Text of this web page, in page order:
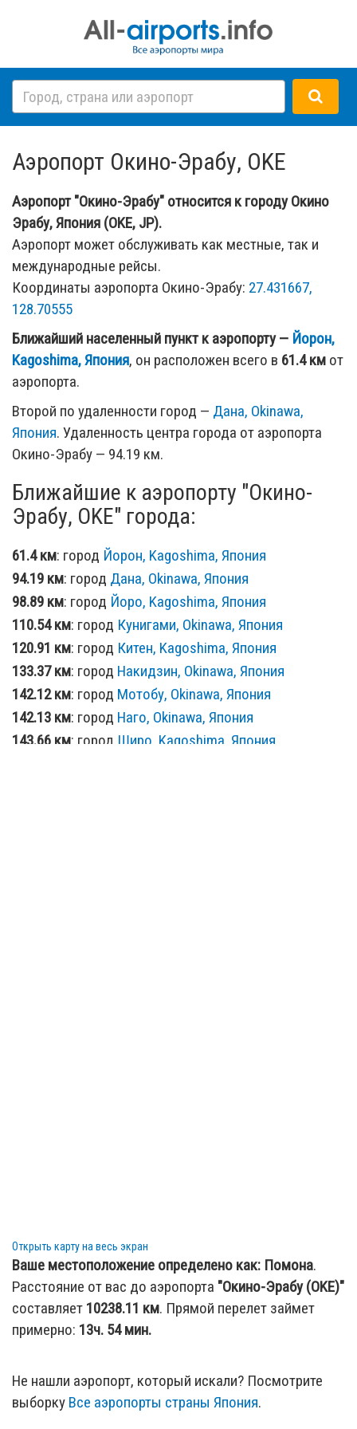
Аэропорт Окино-Эрабу, OKE
Аэропорт "Окино-Эрабу" относится к городу Окино
Эрабу, Япония (OKE, JP).
Аэропорт может обслуживать как местные, так и
международные рейсы.
Координаты аэропорта Окино-Эрабу: 27.431667,
128.70555
Ближайший населенный пункт к аэропорту — Йорон,
Kagoshima, Япония, он расположен всего в 61.4 км от
аэропорта.
Второй по удаленности город — Дана, Okinawa,
Япония. Удаленность центра города от аэропорта
Окино-Эрабу — 94.19 км.
Ближайшие к аэропорту "Окино-
Эрабу, OKE" города:
61.4 км: город Йорон, Kagoshima, Япония
94.19 км: город Дана, Okinawa, Япония
98.89 км: город Йоро, Kagoshima, Япония
110.54 км: город Кунигами, Okinawa, Япония
120.91 км: город Китен, Kagoshima, Япония
133.37 км: город Накидзин, Okinawa, Япония
142.12 км: город Мотобу, Okinawa, Япония
142.13 км: город Наго, Okinawa, Япония
143.66 км: город Широ, Kagoshima, Япония
Открыть карту на весь экран
Ваше местоположение определено как: Помона.
Расстояние от вас до аэропорта "Окино-Эрабу (OKE)"
составляет 10238.11 км. Прямой перелет займет
примерно: 13ч. 54 мин.
Не нашли аэропорт, который искали? Посмотрите
выборку Все аэропорты страны Япония.